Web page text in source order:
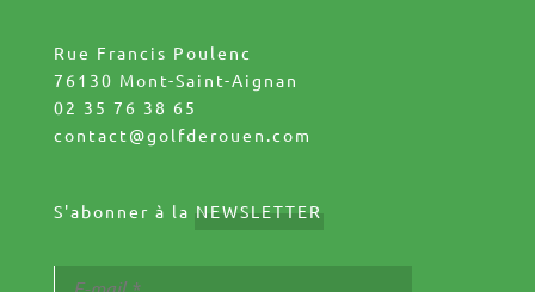
Rue Francis Poulenc
76130 Mont-Saint-Aignan
02 35 76 38 65
contact@golfderouen.com
S'abonner à la NEWSLETTER